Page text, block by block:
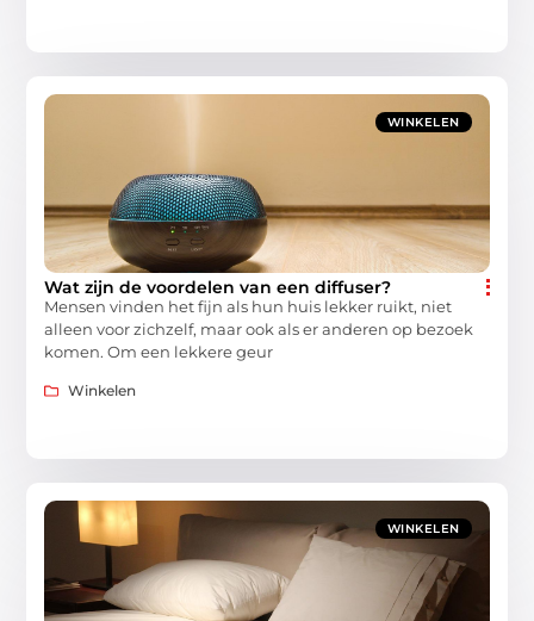
WINKELEN
Wat zijn de voordelen van een diffuser?
Mensen vinden het fijn als hun huis lekker ruikt, niet
alleen voor zichzelf, maar ook als er anderen op bezoek
komen. Om een lekkere geur
Winkelen
WINKELEN